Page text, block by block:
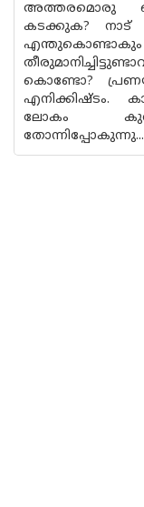
അത്തരമൊരു
കടക്കുക? നാട്
എന്തുകൊണ്ടാകും
കൊണ്ടോ?
എനിക്കിഷ്ടം.
ലോകം
തോന്നിപ്പോകുന്നു...